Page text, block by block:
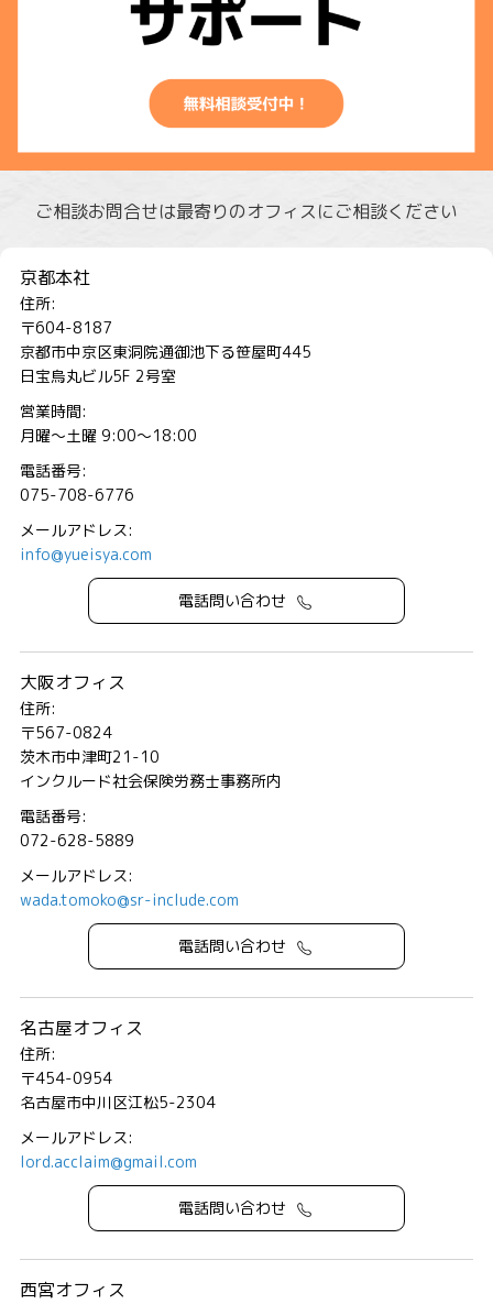
ご相談お問合せは最寄りのオフィスにご相談ください
京都本社
住所:
〒604-8187
京都市中京区東洞院通御池下る笹屋町445
日宝烏丸ビル5F 2号室
営業時間:
月曜～土曜 9:00～18:00
電話番号:
075-708-6776
メールアドレス:
info@yueisya.com
電話問い合わせ
大阪オフィス
住所:
〒567-0824
茨木市中津町21-10
インクルード社会保険労務士事務所内
電話番号:
072-628-5889
メールアドレス:
wada.tomoko@sr-include.com
電話問い合わせ
名古屋オフィス
住所:
〒454-0954
名古屋市中川区江松5-2304
メールアドレス:
lord.acclaim@gmail.com
電話問い合わせ
西宮オフィス